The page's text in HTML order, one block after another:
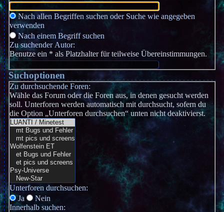
Nach allen Begriffen suchen oder Suche wie angegeben
verwenden
Nach einem Begriff suchen
Zu suchender Autor:
Benutze ein * als Platzhalter für teilweise Übereinstimmungen.
Suchoptionen
Zu durchsuchende Foren:
Wähle das Forum oder die Foren aus, in denen gesucht werden
soll. Unterforen werden automatisch mit durchsucht, sofern du
die Option „Unterforen durchsuchen“ unten nicht deaktivierst.
Unterforen durchsuchen:
Ja
Nein
Innerhalb suchen: